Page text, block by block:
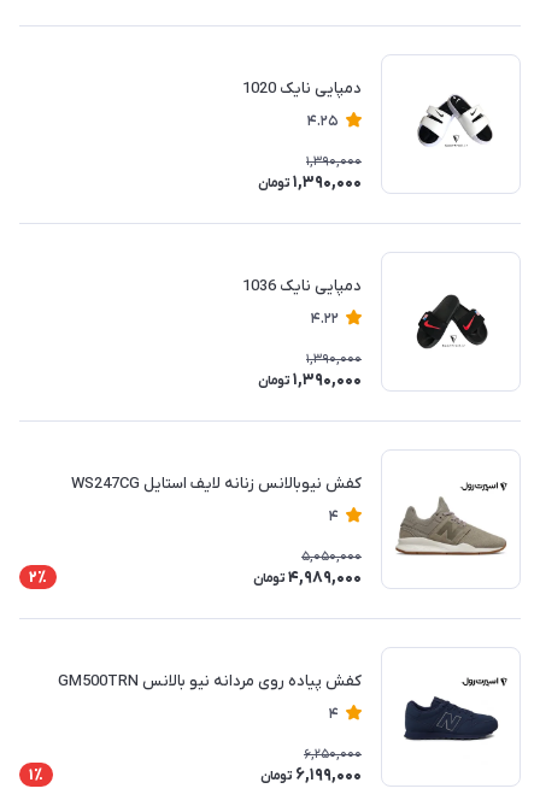
دمپایی نایک 1020
4.25
1,390,000
1,390,000 تومان
دمپایی نایک 1036
4.22
1,390,000
1,390,000 تومان
کفش نیوبالانس زنانه لایف استایل WS247CG
4
5,050,000
4,989,000 تومان 2٪
کفش پیاده روی مردانه نیو بالانس GM500TRN
4
6,250,000
6,199,000 تومان 1٪